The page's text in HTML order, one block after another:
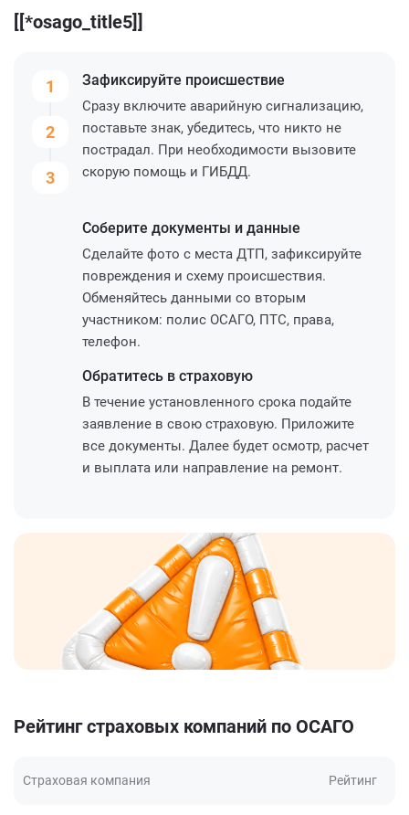
[[*osago_title5]]
1
2
3
Зафиксируйте происшествие
Сразу включите аварийную сигнализацию,
поставьте знак, убедитесь, что никто не
пострадал. При необходимости вызовите
скорую помощь и ГИБДД.
Соберите документы и данные
Сделайте фото с места ДТП, зафиксируйте
повреждения и схему происшествия.
Обменяйтесь данными со вторым
участником: полис ОСАГО, ПТС, права,
телефон.
Обратитесь в страховую
В течение установленного срока подайте
заявление в свою страховую. Приложите
все документы. Далее будет осмотр, расчет
и выплата или направление на ремонт.
Рейтинг страховых компаний по ОСАГО
Страховая компания Рейтинг